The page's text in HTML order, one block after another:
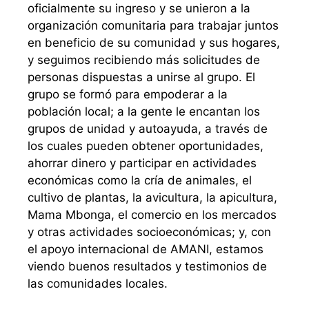
oficialmente su ingreso y se unieron a la
organización comunitaria para trabajar juntos
en beneficio de su comunidad y sus hogares,
y seguimos recibiendo más solicitudes de
personas dispuestas a unirse al grupo. El
grupo se formó para empoderar a la
población local; a la gente le encantan los
grupos de unidad y autoayuda, a través de
los cuales pueden obtener oportunidades,
ahorrar dinero y participar en actividades
económicas como la cría de animales, el
cultivo de plantas, la avicultura, la apicultura,
Mama Mbonga, el comercio en los mercados
y otras actividades socioeconómicas; y, con
el apoyo internacional de AMANI, estamos
viendo buenos resultados y testimonios de
las comunidades locales.